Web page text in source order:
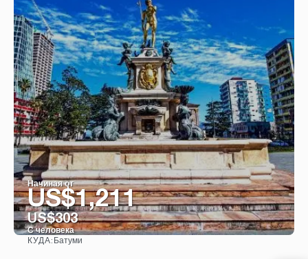
Начиная от
US$1,211
US$303
С человека
КУДА: Батуми